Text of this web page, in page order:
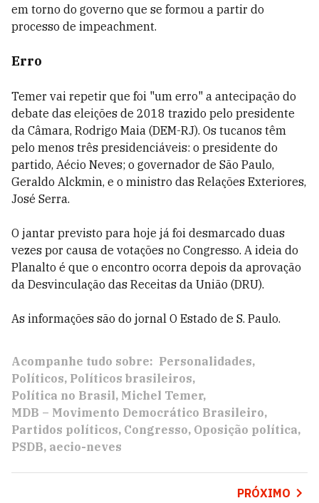
em torno do governo que se formou a partir do
processo de impeachment.
Erro
Temer vai repetir que foi "um erro" a antecipação do
debate das eleições de 2018 trazido pelo presidente
da Câmara, Rodrigo Maia (DEM-RJ). Os tucanos têm
pelo menos três presidenciáveis: o presidente do
partido, Aécio Neves; o governador de São Paulo,
Geraldo Alckmin, e o ministro das Relações Exteriores,
José Serra.
O jantar previsto para hoje já foi desmarcado duas
vezes por causa de votações no Congresso. A ideia do
Planalto é que o encontro ocorra depois da aprovação
da Desvinculação das Receitas da União (DRU).
As informações são do jornal O Estado de S. Paulo.
Acompanhe tudo sobre: Personalidades
Políticos Políticos brasileiros
Política no Brasil Michel Temer
MDB – Movimento Democrático Brasileiro
Partidos políticos Congresso Oposição política
PSDB aecio-neves
PRÓXIMO